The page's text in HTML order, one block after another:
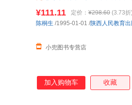
¥111.11 定价： ¥298.60 (3.73折
小兜图书专营店
陈桐生 /1995-01-01 /陕西人民教育
加入购物车 收藏